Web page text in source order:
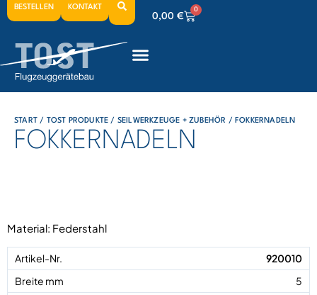
BESTELLEN KONTAKT
0,00 €
0
0,00€ 0
0,00€ 0
START / TOST PRODUKTE / SEILWERKZEUGE + ZUBEHÖR / FOKKERNADELN
FOKKERNADELN
Material: Federstahl
920010
5